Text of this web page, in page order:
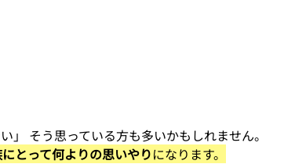
」 そう思っている方も多いかもしれません。
とって何よりの思いやりになります。